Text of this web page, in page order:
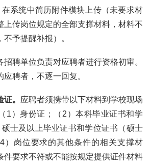
在系统中简历附件模块上传（未要求材
上传岗位规定的全部支撑材料，材料不
予提醒补报）。
招聘单位负责对应聘者进行资格初审。
聘者，不逐一回复。
。 应聘者须携带以下材料到学校现场
1）身份证；（2）本科毕业证书和学
士及以上毕业证书和学位证书（硕士
）岗位要求的其他条件的相关支撑材
件要求不符或不能按规定提供证件材料